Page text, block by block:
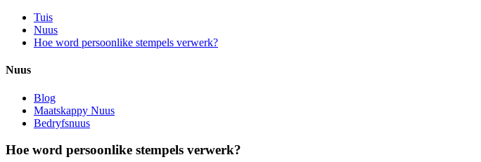
Tuis
Nuus
Hoe word persoonlike stempels verwerk?
Nuus
Blog
Maatskappy Nuus
Bedryfsnuus
Hoe word persoonlike stempels verwerk?